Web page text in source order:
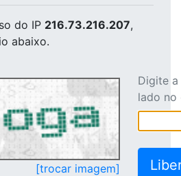
do IP 216.73.216.207,
abaixo.
[trocar imagem]
Digite
lado no